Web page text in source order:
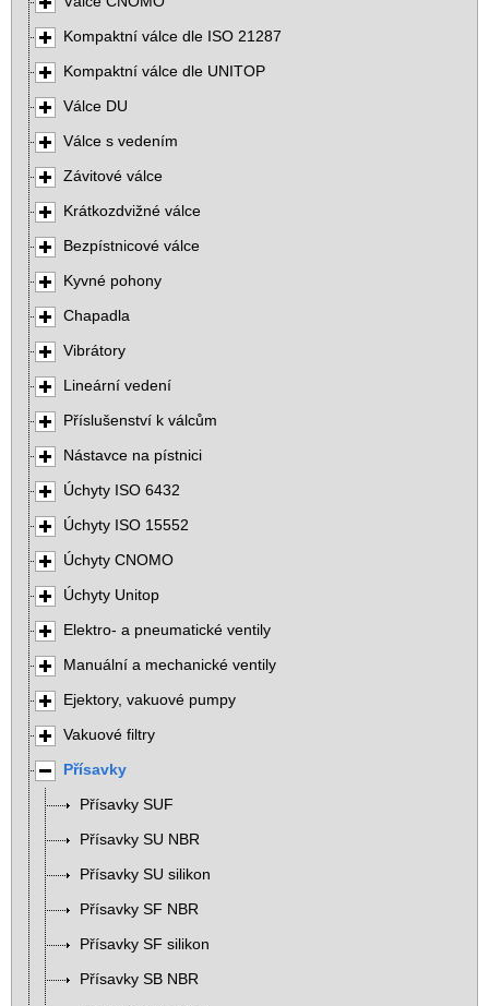
Kompaktní válce dle ISO 21287
Kompaktní válce dle UNITOP
Válce DU
Válce s vedením
Závitové válce
Krátkozdvižné válce
Bezpístnicové válce
Kyvné pohony
Chapadla
Vibrátory
Lineární vedení
Příslušenství k válcům
Nástavce na pístnici
Úchyty ISO 6432
Úchyty ISO 15552
Úchyty CNOMO
Úchyty Unitop
Elektro- a pneumatické ventily
Manuální a mechanické ventily
Ejektory, vakuové pumpy
Vakuové filtry
Přísavky
Přísavky SUF
Přísavky SU NBR
Přísavky SU silikon
Přísavky SF NBR
Přísavky SF silikon
Přísavky SB NBR